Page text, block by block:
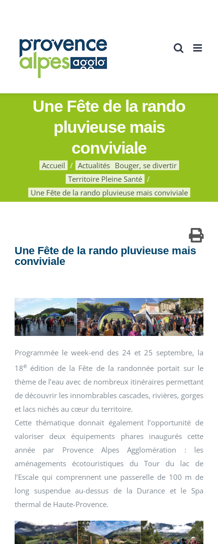
Une Fête de la rando
pluvieuse mais
conviviale
Accueil Actualités Bouger, se divertir
Territoire Pleine Santé
Une Fête de la rando pluvieuse mais conviviale
Une Fête de la rando pluvieuse mais
conviviale
Programmée le week-end des 24 et 25 septembre, la
18e édition de la Fête de la randonnée portait sur le
thème de l’eau avec de nombreux itinéraires permettant
de découvrir les innombrables cascades, rivières, gorges
et lacs nichés au cœur du territoire.
Cette thématique donnait également l’opportunité de
valoriser deux équipements phares inaugurés cette
année par Provence Alpes Agglomération : les
aménagements écotouristiques du Tour du lac de
l’Escale qui comprennent une passerelle de 100 m de
long suspendue au-dessus de la Durance et le Spa
thermal de Haute-Provence.